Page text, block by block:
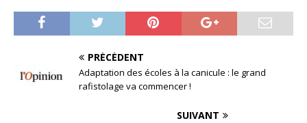
PRÉCÉDENT
Adaptation des écoles à la canicule : le grand
rafistolage va commencer !
SUIVANT